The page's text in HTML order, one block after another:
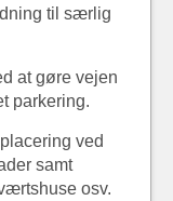
til særlig
at gøre vejen
parkering.
ved
samt
osv.